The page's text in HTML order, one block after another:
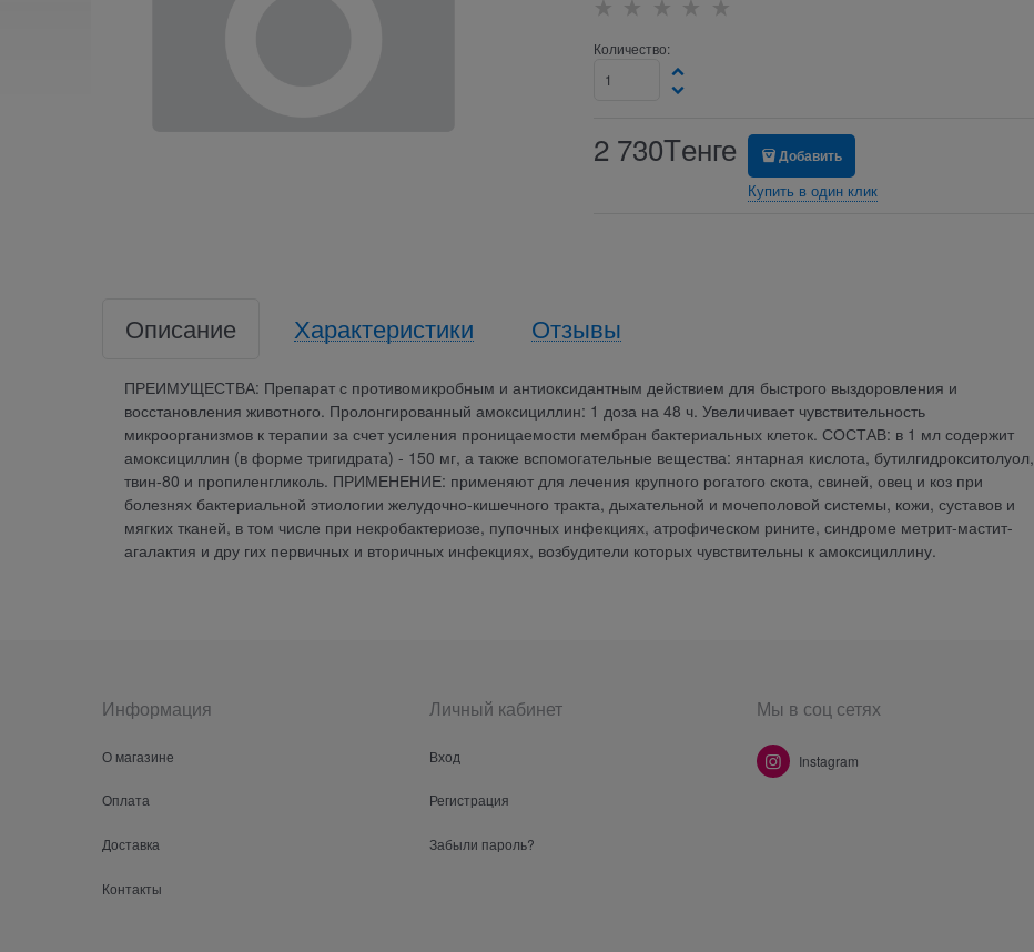
Количество:
2 730Tенге Добавить
Купить в один клик
Описание Характеристики Отзывы
ПРЕИМУЩЕСТВА: Препарат с противомикробным и антиоксидантным действием для быстрого выздоровления и
восстановления животного. Пролонгированный амоксициллин: 1 доза на 48 ч. Увеличивает чувствительность
микроорганизмов к терапии за счет усиления проницаемости мембран бактериальных клеток. СОСТАВ: в 1 мл содержит
амоксициллин (в форме тригидрата) - 150 мг, а также вспомогательные вещества: янтарная кислота, бутилгидрокситолуол,
твин-80 и пропиленгликоль. ПРИМЕНЕНИЕ: применяют для лечения крупного рогатого скота, свиней, овец и коз при
болезнях бактериальной этиологии желудочно-кишечного тракта, дыхательной и мочеполовой системы, кожи, суставов и
мягких тканей, в том числе при некробактериозе, пупочных инфекциях, атрофическом рините, синдроме метрит-мастит-
агалактия и дру гих первичных и вторичных инфекциях, возбудители которых чувствительны к амоксициллину.
Информация
О магазине
Оплата
Доставка
Контакты
Личный кабинет
Вход
Регистрация
Забыли пароль?
Мы в соц сетях
Instagram